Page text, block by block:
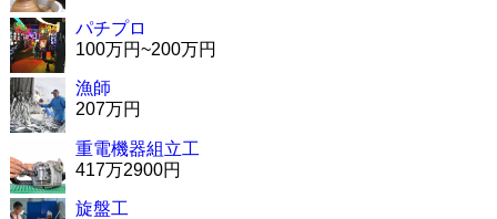
パチプロ
100万円~200万円
漁師
207万円
重電機器組立工
417万2900円
旋盤工